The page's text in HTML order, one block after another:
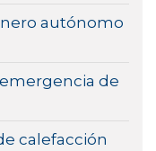
autónomo
de
calefacción